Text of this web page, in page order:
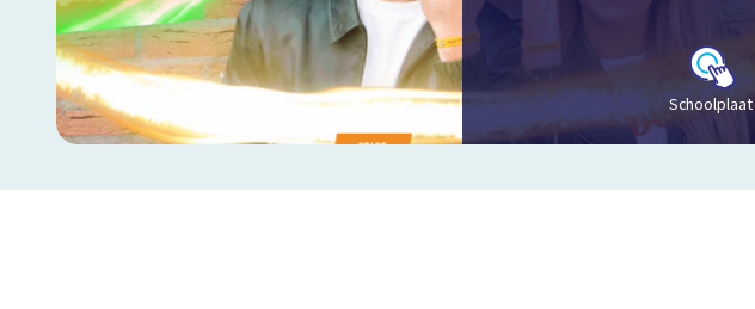
Schoolplaat